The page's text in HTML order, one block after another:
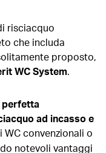
risciacquo
che includa
proposto,
WC System.
perfetta
ad incasso e
convenzionali o
notevoli vantaggi